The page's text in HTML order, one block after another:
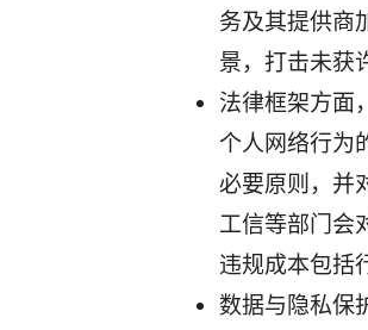
务及其提供商
景，打击未获
法律框架方面
个人网络行为
必要原则，并
工信等部门会
违规成本包括
数据与隐私保